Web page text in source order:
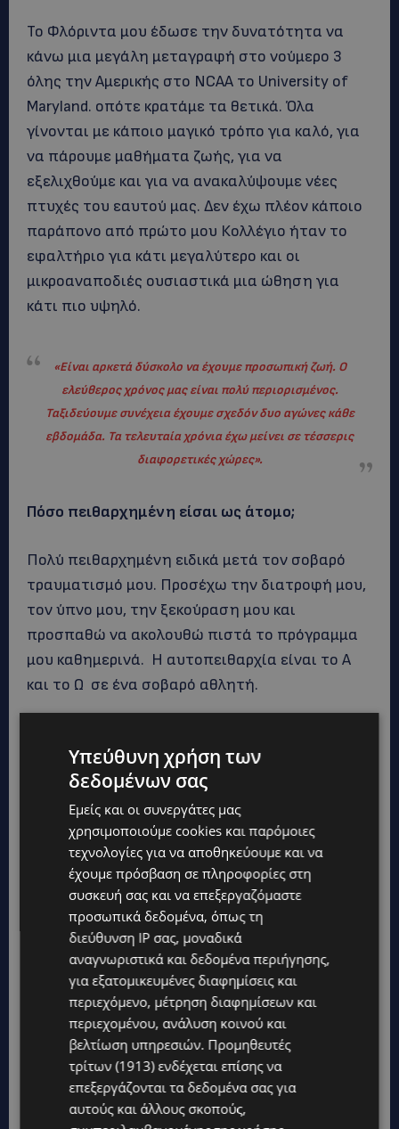
Το Φλόριντα μου έδωσε την δυνατότητα να
κάνω μια μεγάλη μεταγραφή στο νούμερο 3
όλης την Αμερικής στο NCAA το University of
Maryland. οπότε κρατάμε τα θετικά. Όλα
γίνονται με κάποιο μαγικό τρόπο για καλό, για
να πάρουμε μαθήματα ζωής, για να
εξελιχθούμε και για να ανακαλύψουμε νέες
πτυχές του εαυτού μας. Δεν έχω πλέον κάποιο
παράπονο από πρώτο μου Κολλέγιο ήταν το
εφαλτήριο για κάτι μεγαλύτερο και οι
μικροαναποδιές ουσιαστικά μια ώθηση για
κάτι πιο υψηλό.
«Είναι αρκετά δύσκολο να έχουμε προσωπική ζωή. Ο
ελεύθερος χρόνος μας είναι πολύ περιορισμένος.
Ταξιδεύουμε συνέχεια έχουμε σχεδόν δυο αγώνες κάθε
εβδομάδα. Τα τελευταία χρόνια έχω μείνει σε τέσσερις
διαφορετικές χώρες».
Πόσο πειθαρχημένη είσαι ως άτομο;
Πολύ πειθαρχημένη ειδικά μετά τον σοβαρό
τραυματισμό μου. Προσέχω την διατροφή μου,
τον ύπνο μου, την ξεκούραση μου και
προσπαθώ να ακολουθώ πιστά το πρόγραμμα
μου καθημερινά. Η αυτοπειθαρχία είναι το Α
και το Ω σε ένα σοβαρό αθλητή.
οποιεσδήποτε δυσκολίες και εάν συναντήσεις
στο δρόμο σου;
Δεν θα έλεγα εύκολα αλλά δεν αφήνω τον φόβο
μου να μπει εμπόδιο στο δρόμο μου, τον
αντιμετωπίζω κατάματα και προχωράω.
Διαλέγω πάντα τον δύσκολο δρόμο γιατί
γνωρίζω ότι εκείνος ο δρόμος είναι ο πιο
ουσιαστικός, ο πιο εποικοδομητικός για να
εξελιχθώ σαν άνθρωπος και σαν αθλήτρια.
Ποιο είναι το πρώτο πράγμα που κάνεις πριν
πας σε ένα αγώνα;
Υπάρχει ολόκληρη ρουτίνα που ακολουθώ
Υπεύθυνη χρήση των
δεδομένων σας
Εμείς και οι συνεργάτες μας
χρησιμοποιούμε cookies και παρόμοιες
τεχνολογίες για να αποθηκεύουμε και να
έχουμε πρόσβαση σε πληροφορίες στη
συσκευή σας και να επεξεργαζόμαστε
προσωπικά δεδομένα, όπως τη
διεύθυνση IP σας, μοναδικά
αναγνωριστικά και δεδομένα περιήγησης,
για εξατομικευμένες διαφημίσεις και
περιεχόμενο, μέτρηση διαφημίσεων και
περιεχομένου, ανάλυση κοινού και
βελτίωση υπηρεσιών. Προμηθευτές
τρίτων (1913)ενδέχεται επίσης να
επεξεργάζονται τα δεδομένα σας για
αυτούς και άλλους σκοπούς,